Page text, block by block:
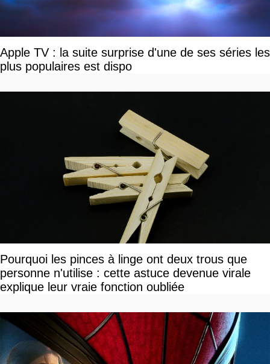
Apple TV : la suite surprise d'une de ses séries les
plus populaires est dispo
Pourquoi les pinces à linge ont deux trous que
personne n'utilise : cette astuce devenue virale
explique leur vraie fonction oubliée